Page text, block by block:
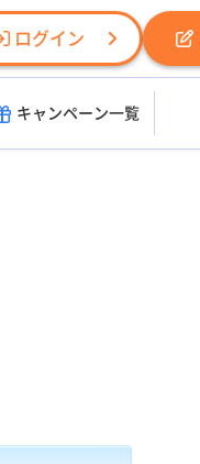
ログイン
キャンペーン一覧